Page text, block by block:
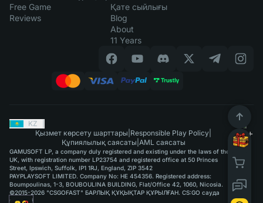
Free Game
Reviews
Қате сыйлығы
Blog
About
11 Years
KZ
Қызмет көрсету шарттары Responsible Play Policy
Құпиялылық саясаты AML саясаты
GAMUSOFT LP, a company duly registered and existing under the laws of the
UK, with registration number LP23754 and registered office at 50 Princes
Street, Ipswich, Suffolk, IP1 1RJ, England, ZIP 3542
PAYPLAYSOFT LIMITED. Company No: HE 454356. Registered address:
Boumpoulinas, 1-3, BOUBOULINA BUILDING, Flat/Office 42, 1060, Nicosia.
©2015-2026 "CSGOFAST" БАРЛЫҚ ҚҰҚЫҚТАР ҚҰРЫЛҒАН. CS:GO сауда
қызметі